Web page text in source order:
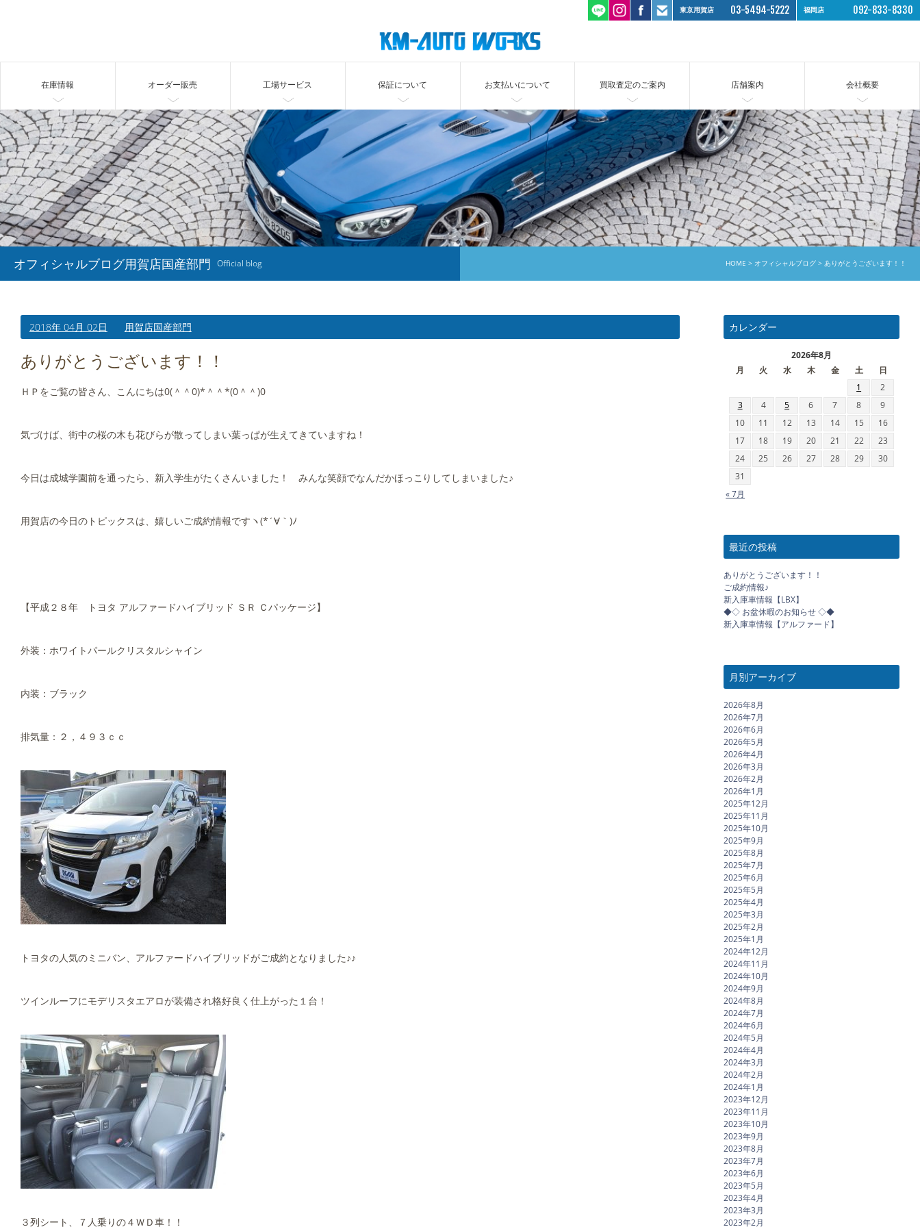
東京用賀店 03-5494-5222 福岡店 092-833-8330
在庫情報 オーダー販売 工場サービス 保証について お支払いについて 買取査定のご案内 店舗案内 会社概要
オフィシャルブログ用賀店国産部門 Official blog HOME オフィシャルブログ ありがとうございます！！
2018年 04月 02日 用賀店国産部門
ありがとうございます！！
ＨＰをご覧の皆さん、こんにちは0(＾＾0)*＾＾*(0＾＾)0
気づけば、街中の桜の木も花びらが散ってしまい葉っぱが生えてきていますね！
今日は成城学園前を通ったら、新入学生がたくさんいました！ みんな笑顔でなんだかほっこりしてしまいました♪
用賀店の今日のトピックスは、嬉しいご成約情報ですヽ(*´∀｀)ﾉ
【平成２８年 トヨタ アルファードハイブリッド ＳＲ Ｃパッケージ】
外装：ホワイトパールクリスタルシャイン
内装：ブラック
排気量：２，４９３ｃｃ
トヨタの人気のミニバン、アルファードハイブリッドがご成約となりました♪♪
ツインルーフにモデリスタエアロが装備され格好良く仕上がった１台！
３列シート、７人乗りの４ＷＤ車！！
カレンダー
2026年8月
月
火 水 木 金 土
日
1
2
3
4 5 6 7 8
9
10
11 12 13 14 15
16
17
18 19 20 21 22
23
24
25 26 27 28 29
30
31
« 7月
最近の投稿
ありがとうございます！！
ご成約情報♪
新入庫車情報【LBX】
◆◇ お盆休暇のお知らせ ◇◆
新入庫車情報【アルファード】
月別アーカイブ
2026年8月
2026年7月
2026年6月
2026年5月
2026年4月
2026年3月
2026年2月
2026年1月
2025年12月
2025年11月
2025年10月
2025年9月
2025年8月
2025年7月
2025年6月
2025年5月
2025年4月
2025年3月
2025年2月
2025年1月
2024年12月
2024年11月
2024年10月
2024年9月
2024年8月
2024年7月
2024年6月
2024年5月
2024年4月
2024年3月
2024年2月
2024年1月
2023年12月
2023年11月
2023年10月
2023年9月
2023年8月
2023年7月
2023年6月
2023年5月
2023年4月
2023年3月
2023年2月